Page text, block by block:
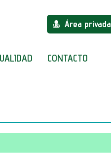
Área privada
CONTACTO